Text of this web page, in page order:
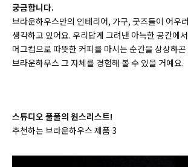
궁금합니다.
브라운하우스만의 인테리어, 가구, 굿즈들이 어우
생각하고 있어요. 우리답게 그려낸 아늑한 공간에
머그컵으로 따뜻한 커피를 마시는 순간을 상상하
브라운하우스 그 자체를 경험해 볼 수 있을 거예요.
스튜디오 풀풀의 원스리스트!
추천하는 브라운하우스 제품 3